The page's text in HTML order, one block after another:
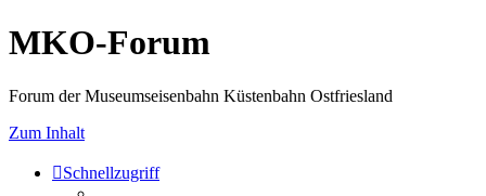
MKO-Forum
Forum der Museumseisenbahn Küstenbahn Ostfriesland
Zum Inhalt
Schnellzugriff